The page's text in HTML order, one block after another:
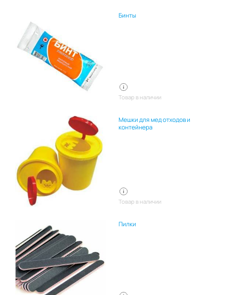
Бинты
Товар в наличии
Мешки для мед отходов и
контейнера
Товар в наличии
Пилки